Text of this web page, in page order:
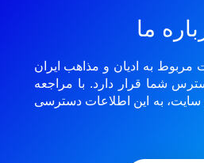
ما
مربوط به ادیان و مذاهب ایران
شما قرار دارد. با مراجعه
به این اطلاعات دسترسی